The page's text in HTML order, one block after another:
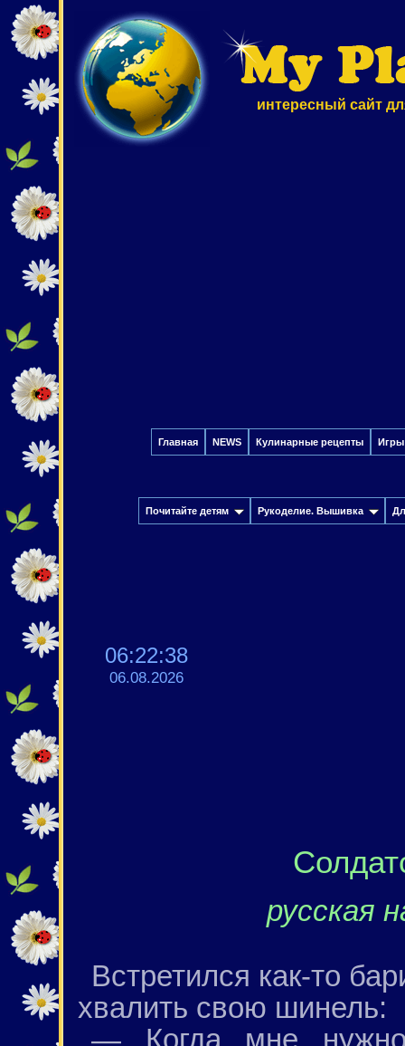
интересный сайт
Главная NEWS Кулинарные рецепты Игры
Почитайте детям Рукоделие. Вышивка
06:22:39
06.08.2026
русская
Встретился как-то
хвалить свою шинель:
— Когда мне